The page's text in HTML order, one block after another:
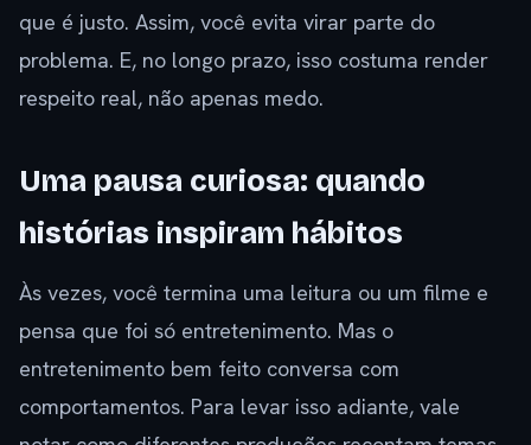
que é justo. Assim, você evita virar parte do
problema. E, no longo prazo, isso costuma render
respeito real, não apenas medo.
Uma pausa curiosa: quando
histórias inspiram hábitos
Às vezes, você termina uma leitura ou um filme e
pensa que foi só entretenimento. Mas o
entretenimento bem feito conversa com
comportamentos. Para levar isso adiante, vale